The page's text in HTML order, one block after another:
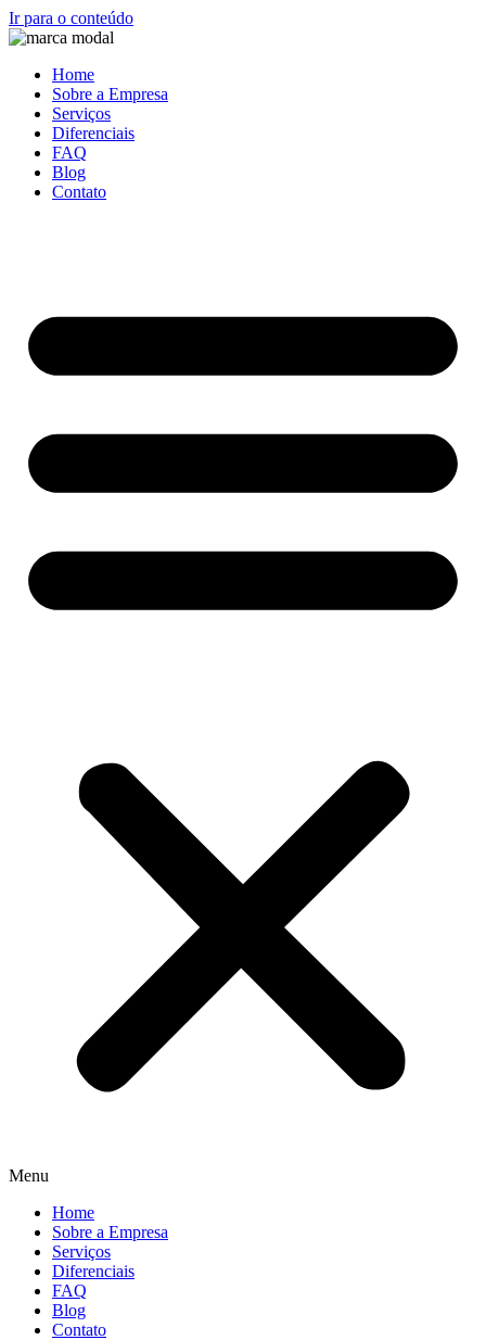
Ir para o conteúdo
Home
Sobre a Empresa
Serviços
Diferenciais
FAQ
Blog
Contato
Menu
Home
Sobre a Empresa
Serviços
Diferenciais
FAQ
Blog
Contato